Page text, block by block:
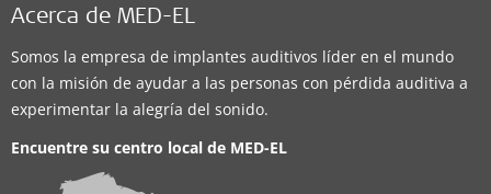
Acerca de MED-EL
Somos la empresa de implantes auditivos líder en el mundo
con la misión de ayudar a las personas con pérdida auditiva a
experimentar la alegría del sonido.
Encuentre su centro local de MED-EL